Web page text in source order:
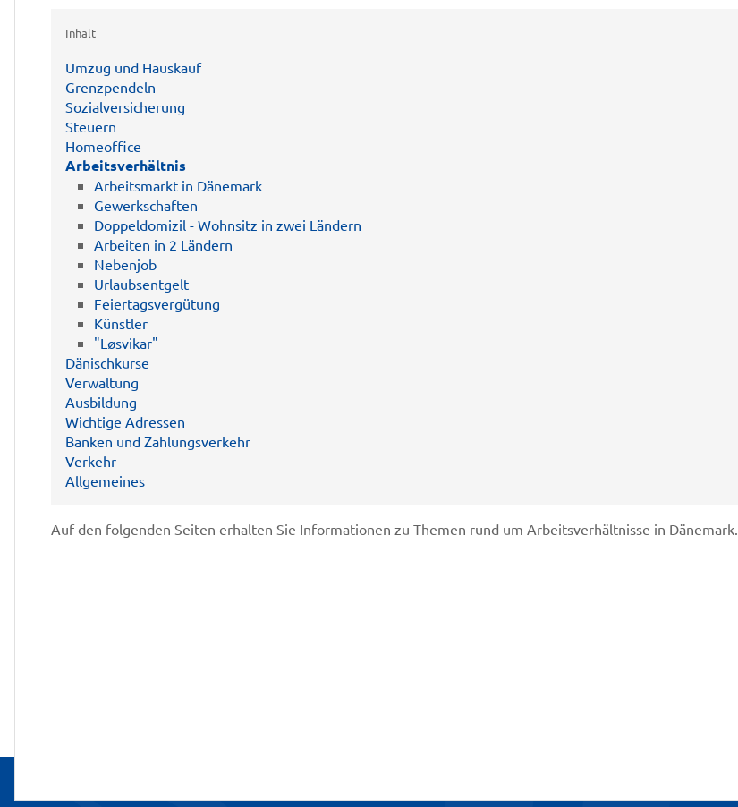
Inhalt
Umzug und Hauskauf
Grenzpendeln
Sozialversicherung
Steuern
Homeoffice
Arbeitsverhältnis
Arbeitsmarkt in Dänemark
Gewerkschaften
Doppeldomizil - Wohnsitz in zwei Ländern
Arbeiten in 2 Ländern
Nebenjob
Urlaubsentgelt
Feiertagsvergütung
Künstler
"Løsvikar"
Dänischkurse
Verwaltung
Ausbildung
Wichtige Adressen
Banken und Zahlungsverkehr
Verkehr
Allgemeines
Auf den folgenden Seiten erhalten Sie Informationen zu Themen rund um Arbeitsverhältnisse in Dänemark.